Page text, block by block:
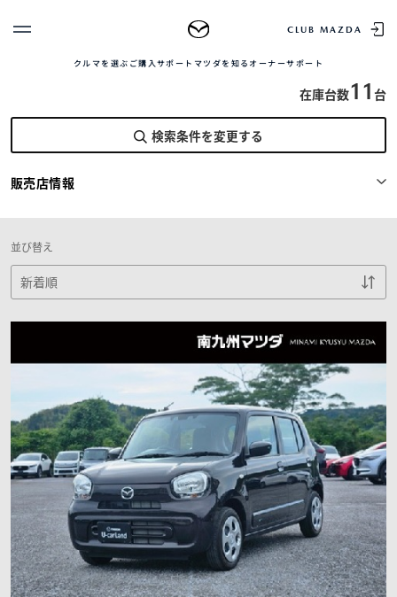
CLUB MAZDA
クルマを選ぶ ご購入サポート マツダを知る オーナーサポート
MAZDAのSUV比較
クルマ購入ガイド
カンタン見積り
販売店検索
試乗車検索
オーナーサポート
中古車
リコール情報
ログイン
新規会員登録
CLUB MAZDAとは
登録情報の変更
株式会社南九州マツダ 新栄店
在庫台数11 台
検索条件を変更する
販売店情報
並び替え